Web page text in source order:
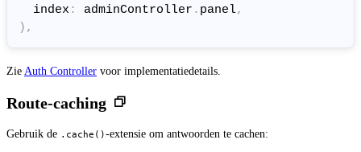
  index
: adminController . panel,
) ,
Zie Auth Controller voor implementatiedetails.
Route-caching
Gebruik de .cache()-extensie om antwoorden te cachen: